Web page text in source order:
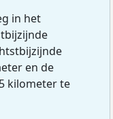
in het
en de
kilometer te